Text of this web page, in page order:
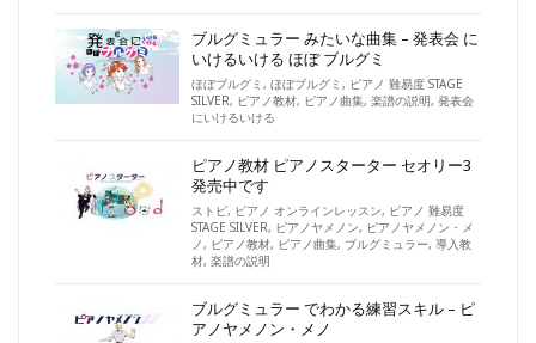
ブルグミュラー みたいな曲集 – 発表会 に
いけるいける ほぼ ブルグミ
ほぼブルグミ , ほぼブルグミ , ピアノ 難易度 STAGE
SILVER, ピアノ教材, ピアノ曲集, 楽譜の説明, 発表会
にいけるいける
ピアノ教材 ピアノスターター セオリー3
発売中です
ストピ, ピアノ オンラインレッスン, ピアノ 難易度
STAGE SILVER, ピアノヤメノン, ピアノヤメノン・メ
ノ , ピアノ教材, ピアノ曲集, ブルグミュラー, 導入教
材, 楽譜の説明
ブルグミュラー でわかる練習スキル – ピ
アノヤメノン・メノ